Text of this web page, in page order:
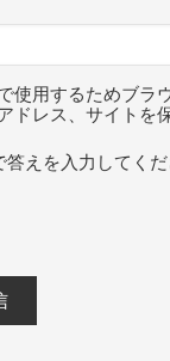
使用するためブラ
ドレス、サイトを
答えを入力してく